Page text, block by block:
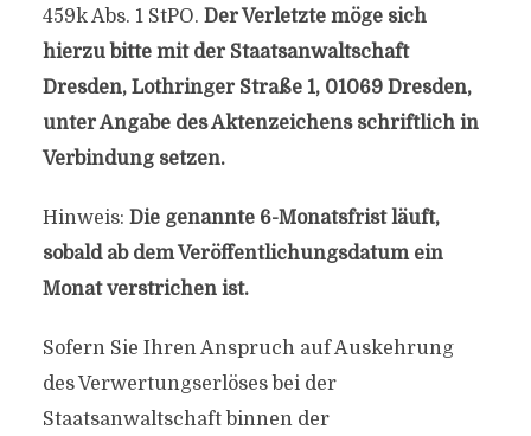
459k Abs. 1 StPO. Der Verletzte möge sich
hierzu bitte mit der Staatsanwaltschaft
Dresden, Lothringer Straße 1, 01069 Dresden,
unter Angabe des Aktenzeichens schriftlich in
Verbindung setzen.
Hinweis: Die genannte 6-Monatsfrist läuft,
sobald ab dem Veröffentlichungsdatum ein
Monat verstrichen ist.
Sofern Sie Ihren Anspruch auf Auskehrung
des Verwertungserlöses bei der
Staatsanwaltschaft binnen der